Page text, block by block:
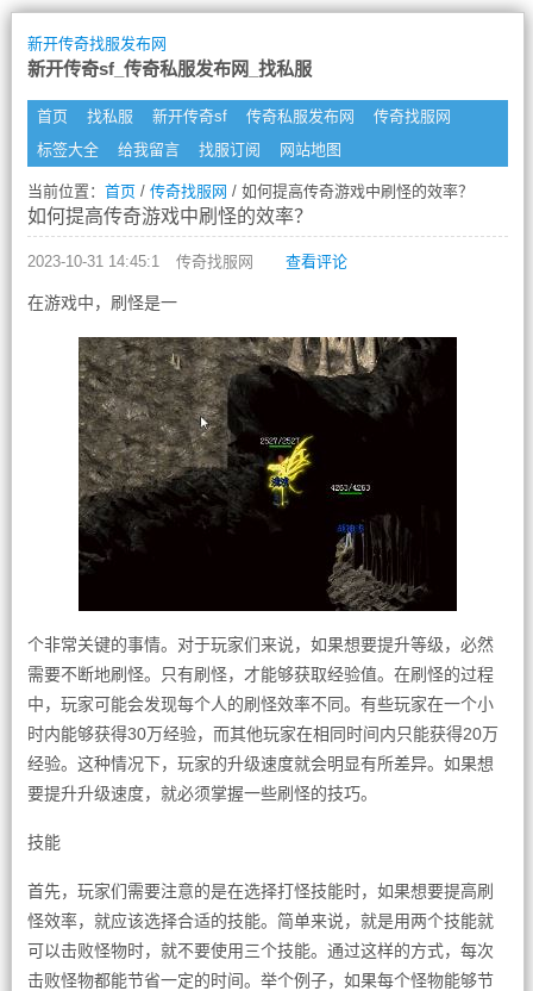
新开传奇找服发布网
新开传奇sf_传奇私服发布网_找私服
首页 找私服 新开传奇sf 传奇私服发布网
传奇找服网
标签大全
给我留言 找服订阅 网站地图
当前位置： 首页/ 传奇找服网 / 如何提高传奇游戏中刷怪的效率？
如何提高传奇游戏中刷怪的效率？
2023-10-31 14:45:1 传奇找服网 查看评论
在游戏中，刷怪是一
个非常关键的事情。对于玩家们来说，如果想要提升等级，必然
需要不断地刷怪。只有刷怪，才能够获取经验值。在刷怪的过程
中，玩家可能会发现每个人的刷怪效率不同。有些玩家在一个小
时内能够获得30万经验，而其他玩家在相同时间内只能获得20万
经验。这种情况下，玩家的升级速度就会明显有所差异。如果想
要提升升级速度，就必须掌握一些刷怪的技巧。
技能
首先，玩家们需要注意的是在选择打怪技能时，如果想要提高刷
怪效率，就应该选择合适的技能。简单来说，就是用两个技能就
可以击败怪物时，就不要使用三个技能。通过这样的方式，每次
击败怪物都能节省一定的时间。举个例子，如果每个怪物能够节